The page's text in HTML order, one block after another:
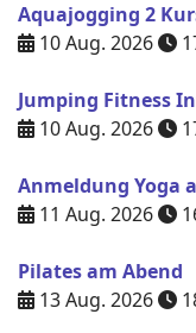
Aquajogging 2
10 Aug. 2026
Jumping Fitness
10 Aug. 2026
Anmeldung Yoga
11 Aug. 2026
Pilates am Abend
13 Aug. 2026